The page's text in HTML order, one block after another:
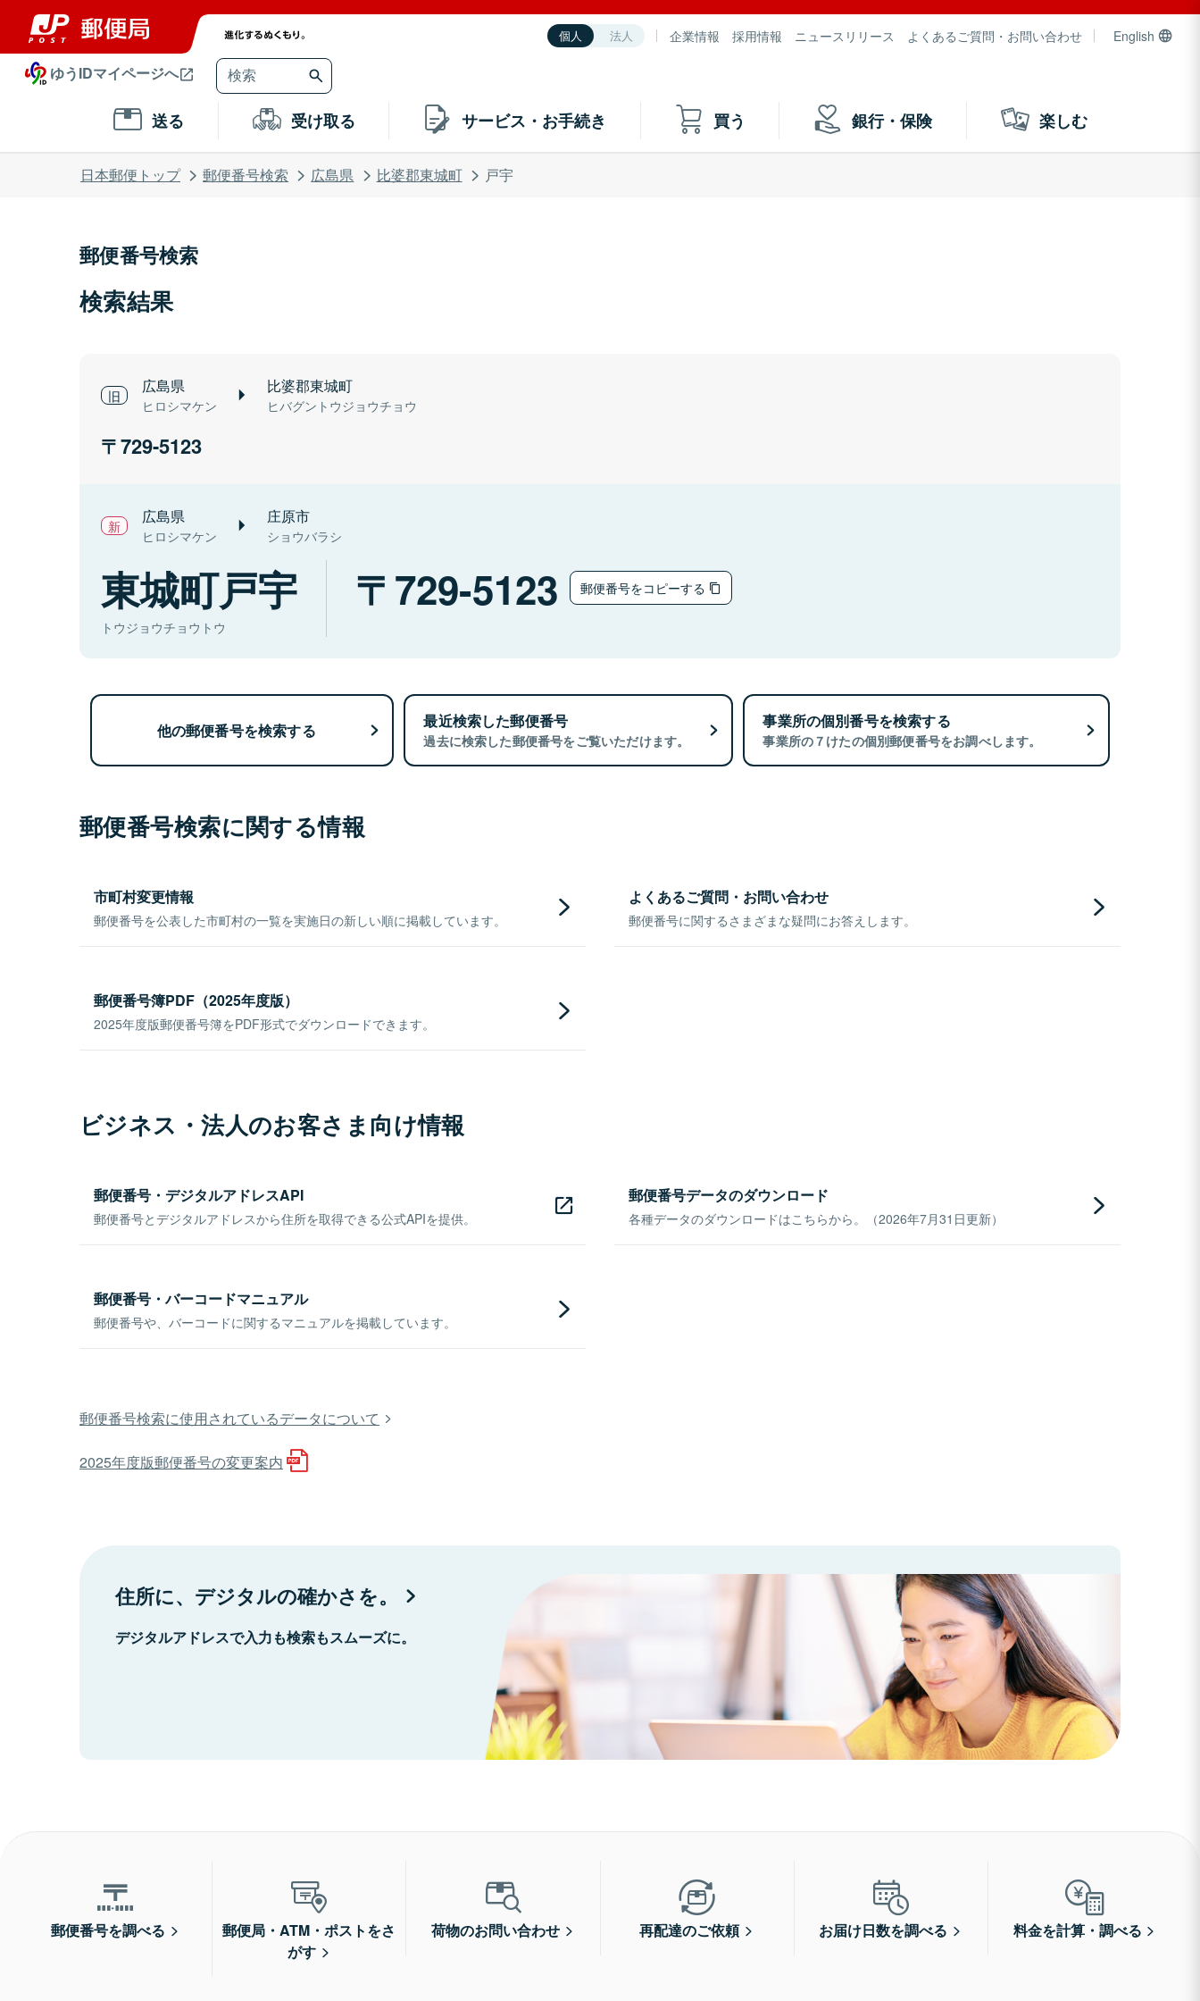
個人 法人 企業情報 採用情報 ニュースリリース よくあるご質問・お問い合わせ English
ゆうIDマイページへ
送る 受け取る サービス・お手続き 買う 銀行・保険 楽しむ
日本郵便トップ 郵便番号検索 広島県 比婆郡東城町 戸宇
郵便番号検索
検索結果
広島県
ヒロシマケン
比婆郡東城町
ヒバグントウジョウチョウ
729-5123
広島県
ヒロシマケン
庄原市
ショウバラシ
東城町戸宇
トウジョウチョウトウ
729-5123 郵便番号をコピーする
他の郵便番号を検索する 最近検索した郵便番号
過去に検索した郵便番号をご覧いただけます。
事業所の個別番号を検索する
事業所の７けたの個別郵便番号をお調べします。
郵便番号検索に関する情報
市町村変更情報
郵便番号を公表した市町村の一覧を実施日の新しい順に掲載しています。
よくあるご質問・お問い合わせ
郵便番号に関するさまざまな疑問にお答えします。
郵便番号簿PDF（2025年度版）
2025年度版郵便番号簿をPDF形式でダウンロードできます。
ビジネス・法人のお客さま向け情報
郵便番号・デジタルアドレスAPI
郵便番号とデジタルアドレスから住所を取得できる公式APIを提供。
郵便番号データのダウンロード
各種データのダウンロードはこちらから。（2026年7月31日更新）
郵便番号・バーコードマニュアル
郵便番号や、バーコードに関するマニュアルを掲載しています。
郵便番号検索に使用されているデータについて
2025年度版郵便番号の変更案内
住所に、デジタルの確かさを。
デジタルアドレスで入力も検索もスムーズに。
郵便番号を調べる
郵便局・ATM・ポストをさ
がす
荷物のお問い合わせ 再配達のご依頼 お届け日数を調べる 料金を計算・調べる